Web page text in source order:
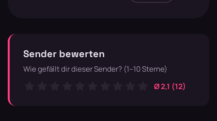
Sender bewerten
Wie gefällt dir dieser Sender? (1–10 Sterne)
Ø 2,1 (12)